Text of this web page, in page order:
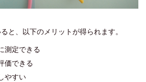
と、以下のメリットが得られます。
測定できる
価できる
やすい